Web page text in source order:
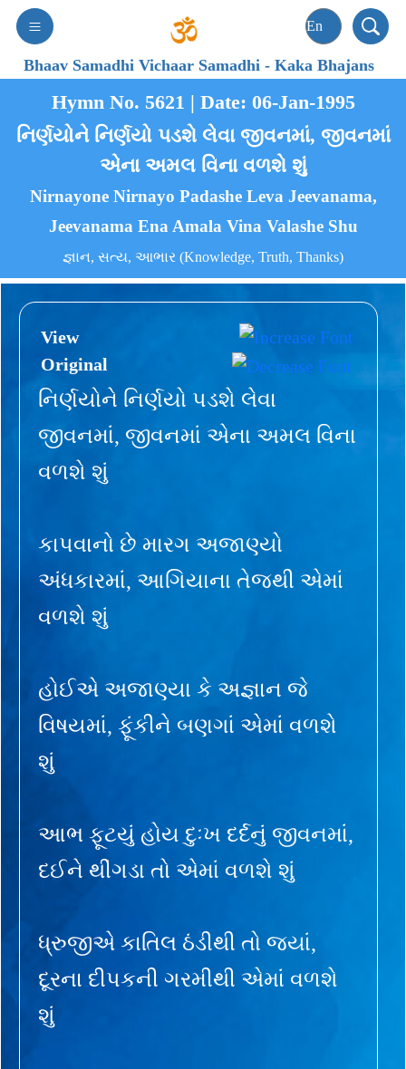
Bhaav Samadhi Vichaar Samadhi-Kaka Bhajans
Hymn No. 5621 | Date: 06-Jan-1995
નિર્ણયોને નિર્ણયો પડશે લેવા જીવનમાં, જીવનમાં
એના અમલ વિના વળશે શું
Nirnayone Nirnayo Padashe Leva Jeevanama,
Jeevanama Ena Amala Vina Valashe Shu
જ્ઞાન, સત્ય, આભાર (Knowledge, Truth, Thanks)
View
Original
નિર્ણયોને નિર્ણયો પડશે લેવા
જીવનમાં, જીવનમાં એના અમલ વિના
વળશે શું
કાપવાનો છે મારગ અજાણ્યો
અંધકારમાં, આગિયાના તેજથી એમાં
વળશે શું
હોઈએ અજાણ્યા કે અજ્ઞાન જે
વિષયમાં, ફૂંકીને બણગાં એમાં વળશે
શું
આભ ફૂટયું હોય દુઃખ દર્દનું જીવનમાં,
દઈને થીંગડા તો એમાં વળશે શું
ધ્રુજીએ કાતિલ ઠંડીથી તો જ્યાં,
દૂરના દીપકની ગરમીથી એમાં વળશે
શું